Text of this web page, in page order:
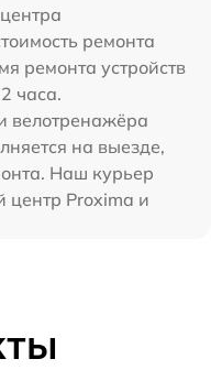
ремонта
ремонта устройств
часа.
велотренажёра
на выезде,
Наш курьер
центр Proxima и